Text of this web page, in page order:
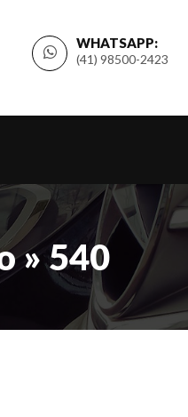
WHATSAPP:
(41) 98500-2423
» 540